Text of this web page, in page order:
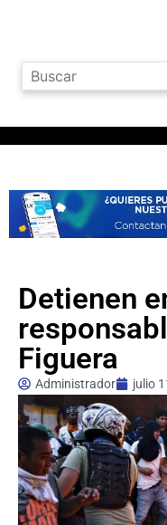
Detienen
Figuera
Administrador julio